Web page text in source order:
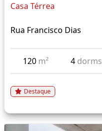
Casa Térrea
Rua Francisco Dias
120 m² 4 dorms
Destaque